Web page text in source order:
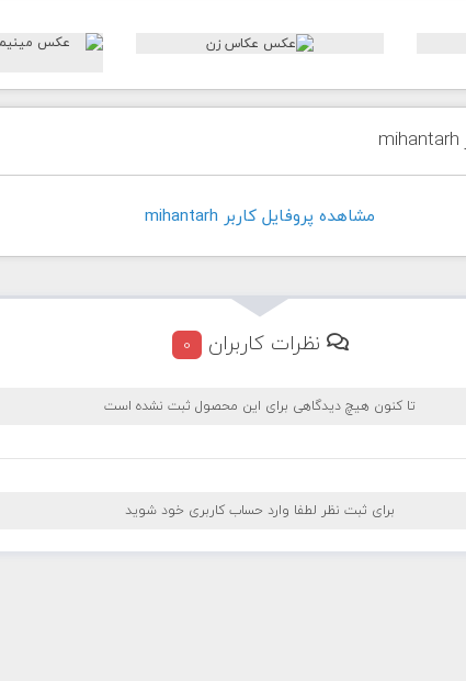
مشاهده پروفايل کاربر mihantarh
نظرات کاربران 0
تا کنون هیچ دیدگاهی برای این محصول ثبت نشده است
برای ثبت نظر لطفا وارد حساب کاربری خود شوید